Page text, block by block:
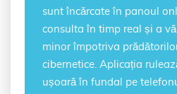
sunt încărcate în panoul
consulta în timp real și a
minor împotriva
cibernetice. Aplicația
ușoară în fundal pe